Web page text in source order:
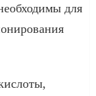
для